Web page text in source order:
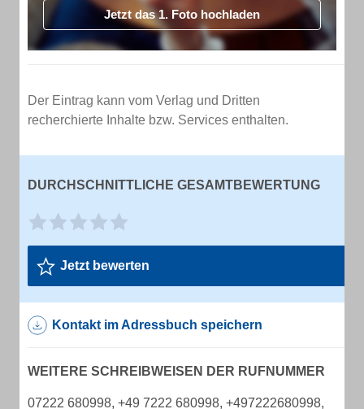
Jetzt das 1. Foto hochladen
Der Eintrag kann vom Verlag und Dritten
recherchierte Inhalte bzw. Services enthalten.
DURCHSCHNITTLICHE GESAMTBEWERTUNG
Jetzt bewerten
Kontakt im Adressbuch speichern
WEITERE SCHREIBWEISEN DER RUFNUMMER
07222 680998, +49 7222 680998, +497222680998,